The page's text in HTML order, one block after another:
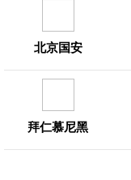
北京国安
拜仁慕尼黑